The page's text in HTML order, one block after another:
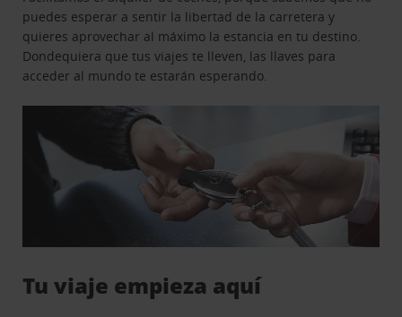
puedes esperar a sentir la libertad de la carretera y
quieres aprovechar al máximo la estancia en tu destino.
Dondequiera que tus viajes te lleven, las llaves para
acceder al mundo te estarán esperando.
Tu viaje empieza aquí